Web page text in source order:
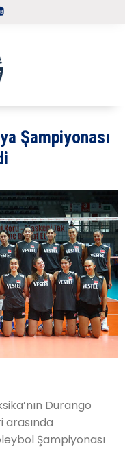
Şampiyonası
Durango
arasında
Şampiyonası